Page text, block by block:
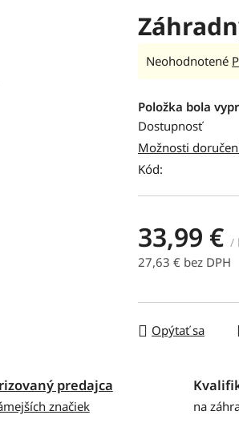
Priemerné
produktu
je
0,0
z
hviezdičiek.
Neohodnotené
Položka bola
Dostupnosť
Možnosti
Kód:
33,99 € /
27,63 € bez DPH
Opýtať sa
predajca
značiek na